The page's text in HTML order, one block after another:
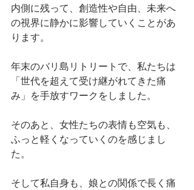
内側に残って、創造性や自由、未来へ
の視界に静かに影響していくことがあ
ります。
年末のバリ島リトリートで、私たちは
「世代を超えて受け継がれてきた痛
み」を手放すワークをしました。
そのあと、女性たちの表情も空気も、
ふっと軽くなっていくのを感じまし
た。
そして私自身も、娘との関係で長く痛